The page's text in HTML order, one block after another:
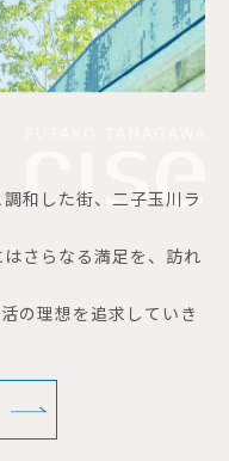
和した街、二子玉川ラ
さらなる満足を、訪れ
の理想を追求していき